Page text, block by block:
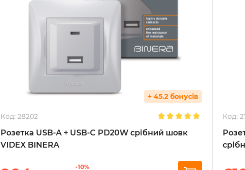
+ 45.2 бонусів
Код: 28202
Розетка USB-A + USB-C PD20W срібний шовк
VIDEX BINERA
-10%
Код: